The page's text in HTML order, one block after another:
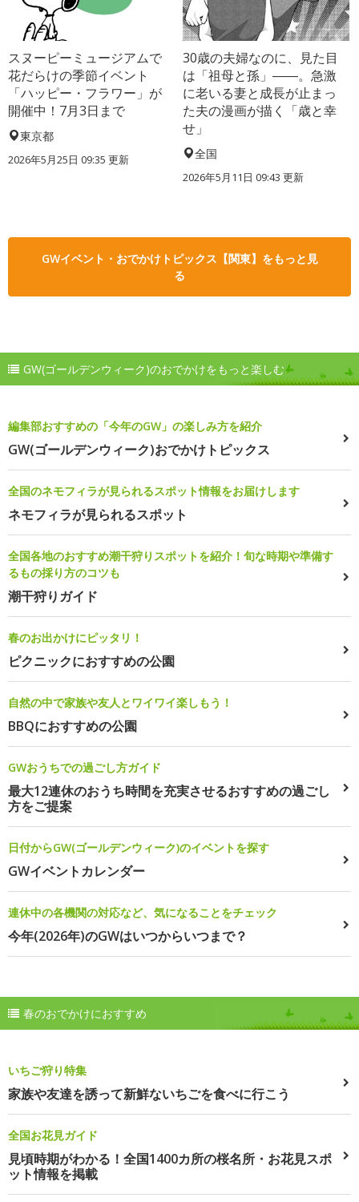
スヌーピーミュージアムで
花だらけの季節イベント
「ハッピー・フラワー」が
開催中！7月3日まで
東京都
2026年5月25日 09:35 更新
30歳の夫婦なのに、見た目
は「祖母と孫」――。急激
に老いる妻と成長が止まっ
た夫の漫画が描く「歳と幸
せ」
全国
2026年5月11日 09:43 更新
GWイベント・おでかけトピックス【関東】をもっと見
る
GW(ゴールデンウィーク)のおでかけをもっと楽しむ
編集部おすすめの「今年のGW」の楽しみ方を紹介
GW(ゴールデンウィーク)おでかけトピックス
全国のネモフィラが見られるスポット情報をお届けします
ネモフィラが見られるスポット
全国各地のおすすめ潮干狩りスポットを紹介！旬な時期や準備す
るもの採り方のコツも
潮干狩りガイド
春のお出かけにピッタリ！
ピクニックにおすすめの公園
自然の中で家族や友人とワイワイ楽しもう！
BBQにおすすめの公園
GWおうちでの過ごし方ガイド
最大12連休のおうち時間を充実させるおすすめの過ごし
方をご提案
日付からGW(ゴールデンウィーク)のイベントを探す
GWイベントカレンダー
連休中の各機関の対応など、気になることをチェック
今年(2026年)のGWはいつからいつまで？
春のおでかけにおすすめ
いちご狩り特集
家族や友達を誘って新鮮ないちごを食べに行こう
全国お花見ガイド
見頃時期がわかる！全国1400カ所の桜名所・お花見スポ
ット情報を掲載